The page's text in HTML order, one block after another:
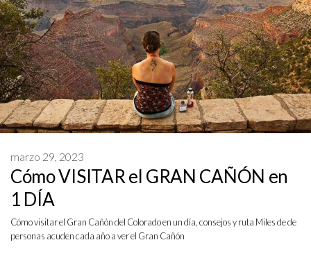
Cómo VISITAR el GRAN CAÑÓN en
1 DÍA
marzo 29, 2023
Cómo visitar el Gran Cañón del Colorado en un día, consejos y ruta Miles de de
personas acuden cada año a ver el Gran Cañón